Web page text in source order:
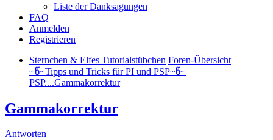
Liste der Danksagungen
FAQ
Anmelden
Registrieren
Sternchen & Elfes Tutorialstübchen Foren-Übersicht
~წ~Tipps und Tricks für PI und PSP~წ~
PSP....Gammakorrektur
Gammakorrektur
Antworten